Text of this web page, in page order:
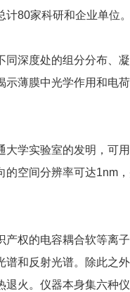
80家科研和企业单位。
同深度处的组分分布、
示薄膜中光学作用和电
学实验室的发明，可
的空间分辨率可达1nm
产权的电容耦合软等离
谱和反射光谱。除此之
退火。仪器本身集六种